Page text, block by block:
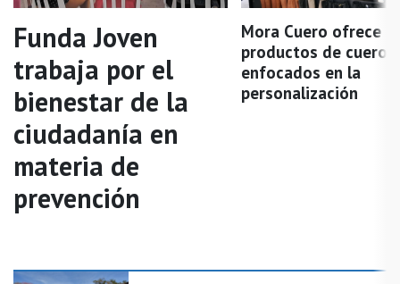
Funda Joven
trabaja por el
bienestar de la
ciudadanía en
materia de
prevención
Mora Cuero ofrece
productos de cuero
enfocados en la
personalización